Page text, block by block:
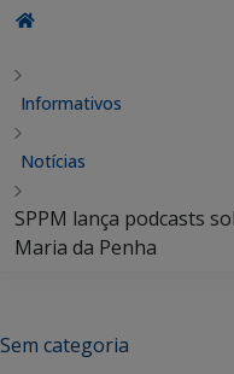
Informativos
Notícias
SPPM lança podcasts
Maria da Penha
Sem categoria